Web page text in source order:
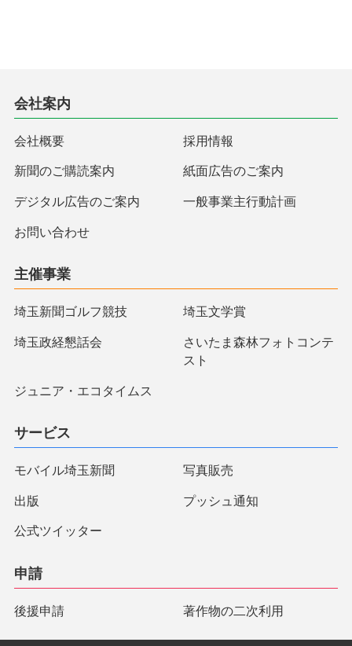
会社案内
会社概要 採用情報
新聞のご購読案内 紙面広告のご案内
デジタル広告のご案内 一般事業主行動計画
お問い合わせ
主催事業
埼玉新聞ゴルフ競技 埼玉文学賞
埼玉政経懇話会
さいたま森林フォトコンテ
スト
ジュニア・エコタイムス
サービス
モバイル埼玉新聞 写真販売
出版 プッシュ通知
公式ツイッター
申請
後援申請 著作物の二次利用